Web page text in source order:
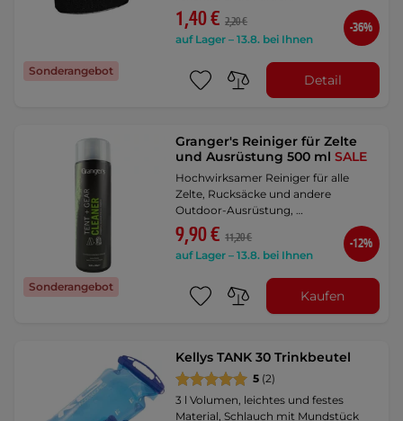
Sonderangebot
1,40 € 2,20 €
auf Lager – 13.8. bei Ihnen
-36%
Detail
Sonderangebot
Granger's Reiniger für Zelte
und Ausrüstung 500 mlSALE
Hochwirksamer Reiniger für alle
Zelte, Rucksäcke und andere
Outdoor-Ausrüstung, …
9,90 € 11,20 €
auf Lager – 13.8. bei Ihnen
-12%
Kaufen
Kellys TANK 30 Trinkbeutel
5 (2)
3 l Volumen, leichtes und festes
Material, Schlauch mit Mundstück